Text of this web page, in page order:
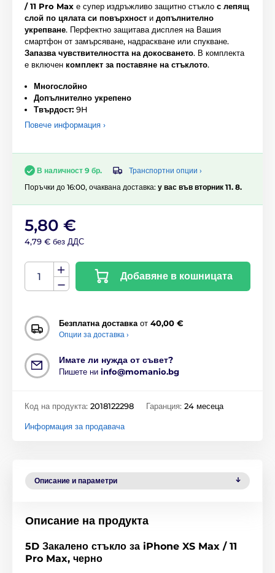
/ 11 Pro Max е супер издръжливо защитно стъкло с лепящ
слой по цялата си повърхност и допълнително
укрепване. Перфектно защитава дисплея на Вашия
смартфон от замърсяване, надраскване или спукване.
Запазва чувствителността на докосването. В комплекта
е включен комплект за поставяне на стъклото.
Многослойно
Допълнително укрепено
Твърдост: 9H
Повече информация ›
В наличност 9 бр.
Транспортни опции ›
Поръчки до 16:00, очаквана доставка: у вас във вторник 11. 8.
5,80 €
4,79 € без ДДС
Добавяне в кошницата
Безплатна доставка от 40,00 €
Опции за доставка ›
Имате ли нужда от съвет?
Пишете ни info@momanio.bg
Код на продукта: 2018122298 Гаранция: 24 месеца
Информация за продавача
Описание и параметри
Описание на продукта
5D Закалено стъкло за iPhone XS Max / 11
Pro Max, черно